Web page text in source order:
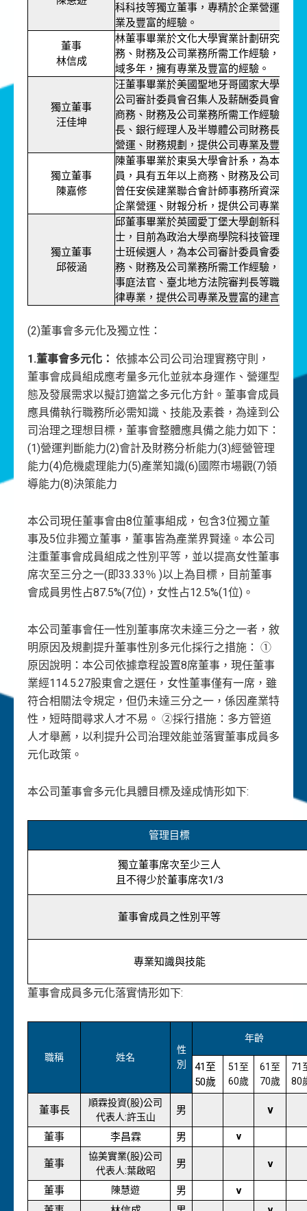
科科技等獨立董事，專精於企業營運及財
業及豐富的經驗。
董事
林信成
林董事畢業於文化大學實業計劃研究所，
務、財務及公司業務所需工作經驗，致力
域多年，擁有專業及豐富的經驗。
獨立董事
汪佳坤
汪董事畢業於美國聖地牙哥國家大學工商
公司審計委員會召集人及薪酬委員會委員
商務、財務及公司業務所需工作經驗，曾
長、銀行經理人及半導體公司財務長等職
營運、財務規劃，提供公司專業及豐富的
獨立董事
陳嘉修
陳董事畢業於東吳大學會計系，為本公司
員，具有五年以上商務、財務及公司業務
曾任安侯建業聯合會計師事務所資深合夥
企業營運、財報分析，提供公司專業及豐
獨立董事
邱筱涵
邱董事畢業於英國愛丁堡大學創新科技與
士，目前為政治大學商學院科技管理與智
士班候選人，為本公司審計委員會委員，
務、財務及公司業務所需工作經驗，曾任
事庭法官、臺北地方法院審判長等職務，
律專業，提供公司專業及豐富的建言。
(2)董事會多元化及獨立性：
1.董事會多元化： 依據本公司公司治理實務守則，
董事會成員組成應考量多元化並就本身運作、營運型
態及發展需求以擬訂適當之多元化方針。董事會成員
應具備執行職務所必需知識、技能及素養，為達到公
司治理之理想目標，董事會整體應具備之能力如下：
(1)營運判斷能力(2)會計及財務分析能力(3)經營管理
能力(4)危機處理能力(5)產業知識(6)國際市場觀(7)領
導能力(8)決策能力
本公司現任董事會由8位董事組成，包含3位獨立董
事及5位非獨立董事，董事皆為產業界賢達。本公司
注重董事會成員組成之性別平等，並以提高女性董事
席次至三分之一(即33.33％ )以上為目標，目前董事
會成員男性占87.5%(7位)，女性占12.5%(1位)。
本公司董事會任一性別董事席次未達三分之一者，敘
明原因及規劃提升董事性別多元化採行之措施： ①
原因說明：本公司依據章程設置8席董事，現任董事
業經114.5.27股東會之選任，女性董事僅有一席，雖
符合相關法令規定，但仍未達三分之一，係因產業特
性，短時間尋求人才不易。 ②採行措施：多方管道
人才舉薦，以利提升公司治理效能並落實董事成員多
元化政策。
本公司董事會多元化具體目標及達成情形如下:
管理目標
獨立董事席次至少三人
且不得少於董事席次1/3
董事會成員之性別平等
專業知識與技能
董事會成員多元化落實情形如下:
職稱 姓名
性
別
年齡
41至
50歲
51至
60歲
61至
70歲
71
80
董事長
順霖投資(股)公司
代表人:許玉山
男 v
董事 李昌霖 男 v
董事
協美實業(股)公司
代表人:葉啟昭
男 v
董事 陳慧遊 男
v